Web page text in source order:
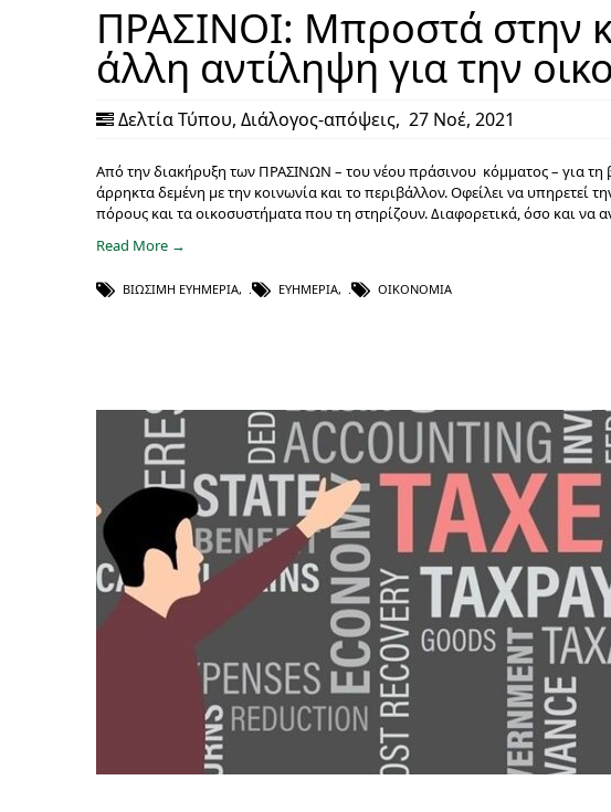
ΠΡΑΣΙΝΟΙ: Μπροστά στην
άλλη αντίληψη για την
Δελτία Τύπου, Διάλογος-απόψεις, 27 Νοέ, 2021
Από την διακήρυξη των ΠΡΑΣΙΝΩΝ – του νέου πράσινου κόμματος – για τη
άρρηκτα δεμένη με την κοινωνία και το περιβάλλον. Οφείλει να υπηρετεί
πόρους και τα οικοσυστήματα που τη στηρίζουν. Διαφορετικά, όσο και να
Read More →
ΒΙΏΣΙΜΗ ΕΥΗΜΕΡΊΑ, ΕΥΗΜΕΡΊΑ, ΟΙΚΟΝΟΜΊΑ